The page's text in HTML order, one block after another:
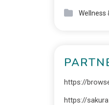
Wellness
https://
https://